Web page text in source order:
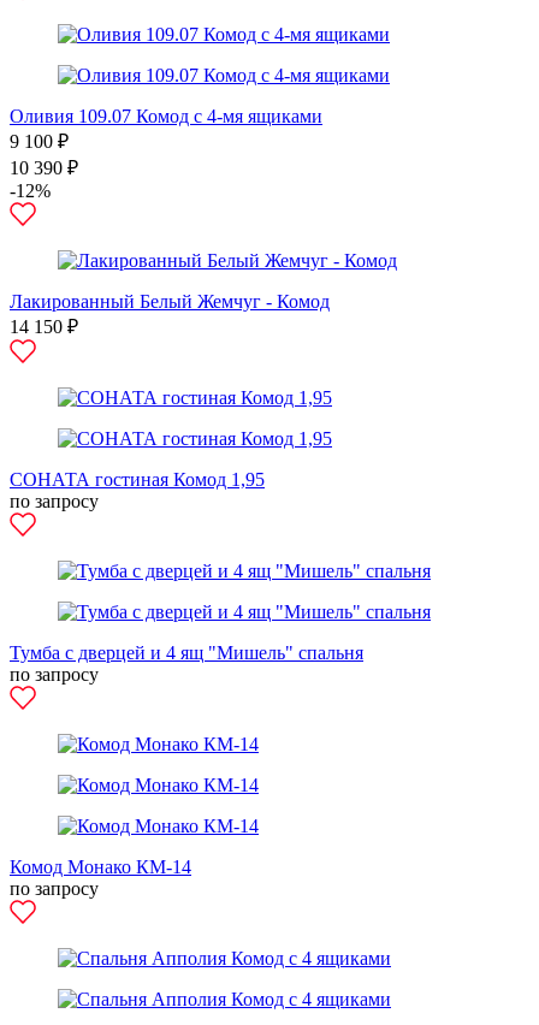
Оливия 109.07 Комод с 4-мя ящиками
9 100 ₽
10 390 ₽
-12%
Лакированный Белый Жемчуг - Комод
14 150 ₽
СОНАТА гостиная Комод 1,95
по запросу
Тумба с дверцей и 4 ящ "Мишель" спальня
по запросу
Комод Монако КМ-14
по запросу